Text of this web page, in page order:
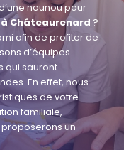
nounou pour
Châteaurenard ?
afin de profiter de
d’équipes
qui sauront
En effet, nous
de votre
familiale,
un